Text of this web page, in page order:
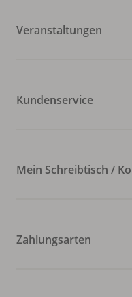
Veranstaltungen
Kundenservice
Mein Schreibtisch /
Zahlungsarten